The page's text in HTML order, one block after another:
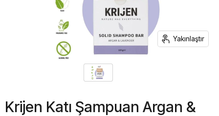
Yakınlaştır
Krijen Katı Şampuan Argan &